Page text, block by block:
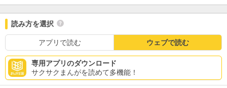
読み方を選択
アプリで読む ウェブで読む
専用アプリのダウンロード
サクサクまんがを読めて多機能！